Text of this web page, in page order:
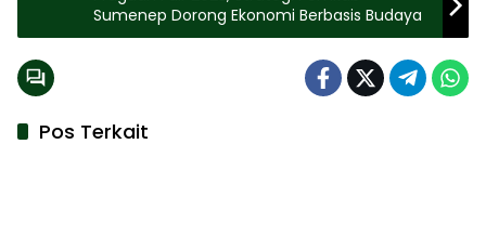
Sumenep Dorong Ekonomi Berbasis Budaya
Pos Terkait